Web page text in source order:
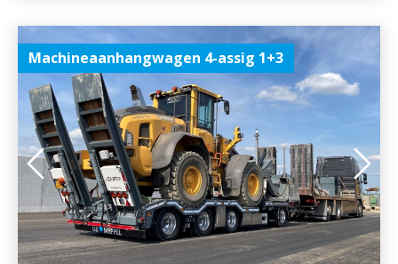
Machineaanhangwagen 4-assig 1+3